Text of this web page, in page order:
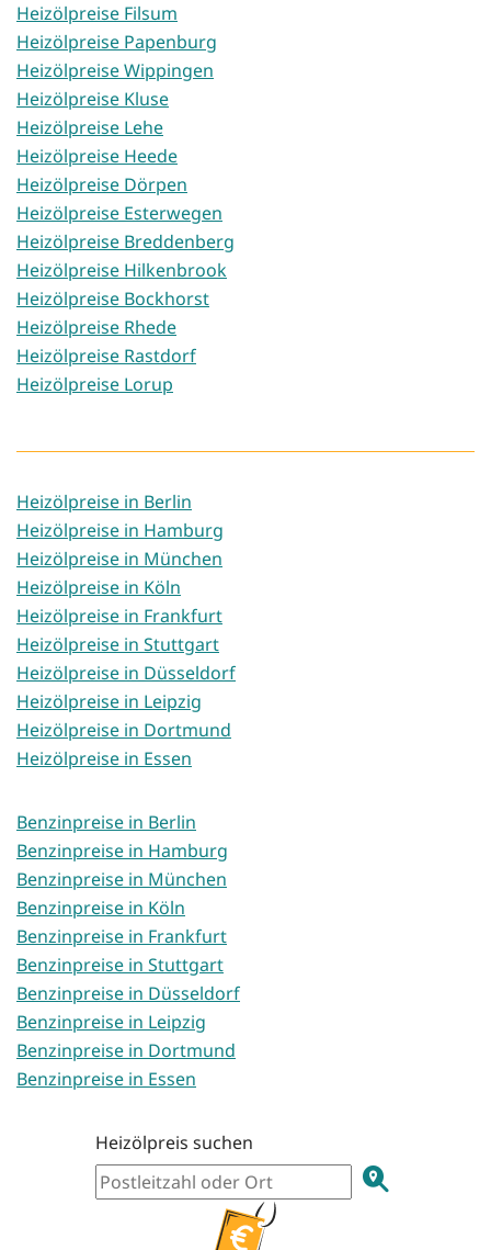
Heizölpreise Filsum
Heizölpreise Papenburg
Heizölpreise Wippingen
Heizölpreise Kluse
Heizölpreise Lehe
Heizölpreise Heede
Heizölpreise Dörpen
Heizölpreise Esterwegen
Heizölpreise Breddenberg
Heizölpreise Hilkenbrook
Heizölpreise Bockhorst
Heizölpreise Rhede
Heizölpreise Rastdorf
Heizölpreise Lorup
Heizölpreise in Berlin
Heizölpreise in Hamburg
Heizölpreise in München
Heizölpreise in Köln
Heizölpreise in Frankfurt
Heizölpreise in Stuttgart
Heizölpreise in Düsseldorf
Heizölpreise in Leipzig
Heizölpreise in Dortmund
Heizölpreise in Essen
Benzinpreise in Berlin
Benzinpreise in Hamburg
Benzinpreise in München
Benzinpreise in Köln
Benzinpreise in Frankfurt
Benzinpreise in Stuttgart
Benzinpreise in Düsseldorf
Benzinpreise in Leipzig
Benzinpreise in Dortmund
Benzinpreise in Essen
Heizölpreis suchen